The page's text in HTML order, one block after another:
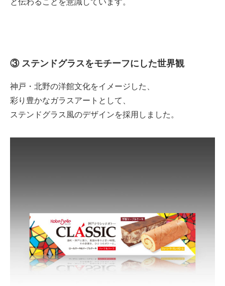
③ ステンドグラスをモチーフにした世界観
神戸・北野の洋館文化をイメージした、
彩り豊かなガラスアートとして、
ステンドグラス風のデザインを採用しました。